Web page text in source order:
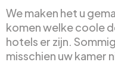
We maken het u
komen welke coole
hotels er zijn.
misschien uw kamer